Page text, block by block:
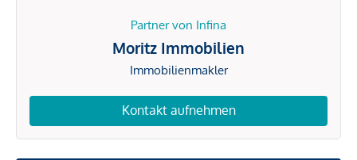
Partner von Infina
Moritz Immobilien
Immobilienmakler
Kontakt aufnehmen